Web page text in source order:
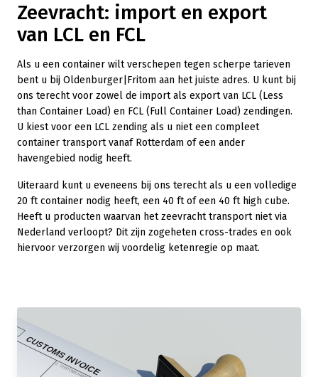
Zeevracht: import en export
van LCL en FCL
Als u een container wilt verschepen tegen scherpe tarieven
bent u bij Oldenburger|Fritom aan het juiste adres. U kunt bij
ons terecht voor zowel de import als export van LCL (Less
than Container Load) en FCL (Full Container Load) zendingen.
U kiest voor een LCL zending als u niet een compleet
container transport vanaf Rotterdam of een ander
havengebied nodig heeft.
Uiteraard kunt u eveneens bij ons terecht als u een volledige
20 ft container nodig heeft, een 40 ft of een 40 ft high cube.
Heeft u producten waarvan het zeevracht transport niet via
Nederland verloopt? Dit zijn zogeheten cross-trades en ook
hiervoor verzorgen wij voordelig ketenregie op maat.